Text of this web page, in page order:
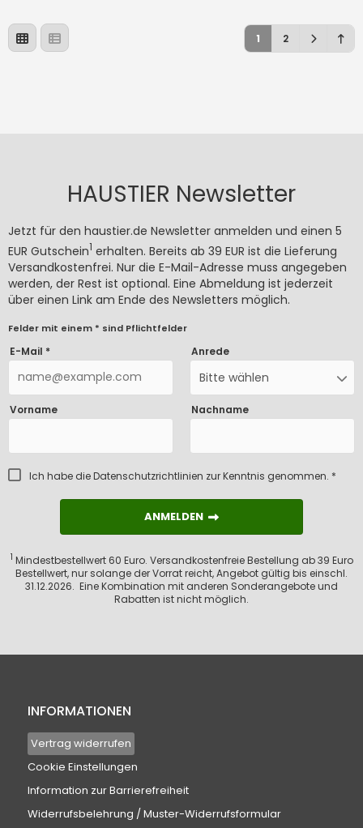
1 2
HAUSTIER Newsletter
Jetzt für den haustier.de Newsletter anmelden und einen 5
EUR Gutschein1 erhalten. Bereits ab 39 EUR ist die Lieferung
Versandkostenfrei. Nur die E-Mail-Adresse muss angegeben
werden, der Rest ist optional. Eine Abmeldung ist jederzeit
über einen Link am Ende des Newsletters möglich.
Felder mit einem * sind Pflichtfelder
E-Mail * Anrede
Bitte wählen
Vorname Nachname
Ich habe dieDatenschutzrichtlinien zur Kenntnis genommen. *
ANMELDEN
ANMELDEN
1 Mindestbestellwert 60 Euro. Versandkostenfreie Bestellung ab 39 Euro
Bestellwert, nur solange der Vorrat reicht, Angebot gültig bis einschl.
31.12.2026. Eine Kombination mit anderen Sonderangebote und
Rabatten ist nicht möglich.
INFORMATIONEN
Vertrag widerrufen
Cookie Einstellungen
Information zur Barrierefreiheit
Widerrufsbelehrung / Muster-Widerrufsformular